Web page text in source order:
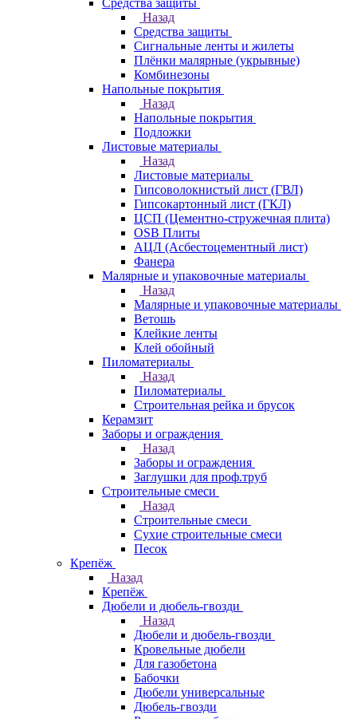
Средства защиты
Назад
Средства защиты
Сигнальные ленты и жилеты
Плёнки малярные (укрывные)
Комбинезоны
Напольные покрытия
Назад
Напольные покрытия
Подложки
Листовые материалы
Назад
Листовые материалы
Гипсоволокнистый лист (ГВЛ)
Гипсокартонный лист (ГКЛ)
ЦСП (Цементно-стружечная плита)
OSB Плиты
АЦЛ (Асбестоцементный лист)
Фанера
Малярные и упаковочные материалы
Назад
Малярные и упаковочные материалы
Ветошь
Клейкие ленты
Клей обойный
Пиломатериалы
Назад
Пиломатериалы
Строительная рейка и брусок
Керамзит
Заборы и ограждения
Назад
Заборы и ограждения
Заглушки для проф.труб
Строительные смеси
Назад
Строительные смеси
Сухие строительные смеси
Песок
Крепёж
Назад
Крепёж
Дюбели и дюбель-гвозди
Назад
Дюбели и дюбель-гвозди
Кровельные дюбели
Для газобетона
Бабочки
Дюбели универсальные
Дюбель-гвозди